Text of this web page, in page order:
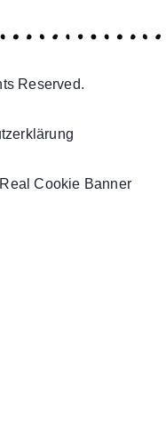
Reserved.
Cookie Banner